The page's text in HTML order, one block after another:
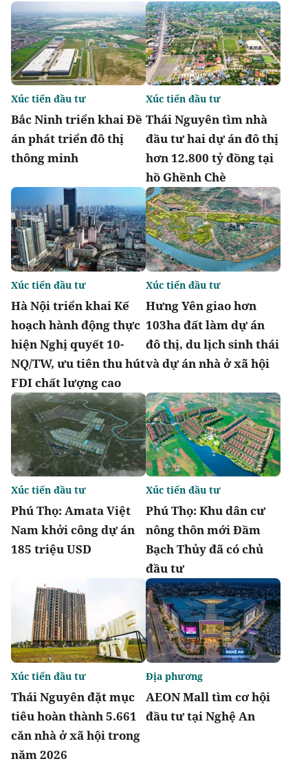
Bắc Ninh triển khai Đề
án phát triển đô thị
thông minh
Xúc tiến đầu tư
Thái Nguyên tìm nhà
đầu tư hai dự án đô thị
hơn 12.800 tỷ đồng tại
hồ Ghềnh Chè
Xúc tiến đầu tư
Hà Nội triển khai Kế
hoạch hành động thực
hiện Nghị quyết 10-
NQ/TW, ưu tiên thu hút
FDI chất lượng cao
Xúc tiến đầu tư
Hưng Yên giao hơn
103ha đất làm dự án
đô thị, du lịch sinh thái
và dự án nhà ở xã hội
Xúc tiến đầu tư
Phú Thọ: Amata Việt
Nam khởi công dự án
185 triệu USD
Xúc tiến đầu tư
Phú Thọ: Khu dân cư
nông thôn mới Đầm
Bạch Thủy đã có chủ
đầu tư
Xúc tiến đầu tư
Thái Nguyên đặt mục
tiêu hoàn thành 5.661
căn nhà ở xã hội trong
năm 2026
Xúc tiến đầu tư
AEON Mall tìm cơ hội
đầu tư tại Nghệ An
Địa phương